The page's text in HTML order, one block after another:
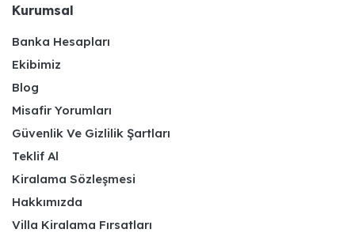
Kurumsal
Banka Hesapları
Ekibimiz
Blog
Misafir Yorumları
Güvenlik Ve Gizlilik Şartları
Teklif Al
Kiralama Sözleşmesi
Hakkımızda
Villa Kiralama Fırsatları